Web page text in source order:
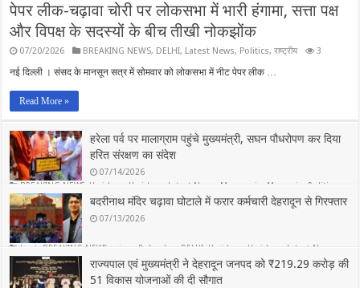
पेपर लीक-चढ़ावा चोरी पर लोकसभा में भारी हंगामा, सत्ता पक्ष
और विपक्ष के सदस्यों के बीच तीखी नोकझोंक
07/20/2026 BREAKING NEWS, DELHI, Latest News, Politics,राष्ट्रीय 3
नई दिल्ली । संसद के मानसून सत्र में सोमवार को लोकसभा में नीट पेपर लीक …
Read More »
हरेला पर्व पर मालाग्राम पहुंचे मुख्यमंत्री, सघन पौधरोपण कर दिया
हरित संरक्षण का संदेश
07/14/2026
BREAKING NEWS Haridwar Haridwar Latest News Mussoorie Mussorie Politics
Rishikesh,State,Uttarakhand
5
बदरीनाथ मंदिर चढ़ावा घोटाले में फरार कर्मचारी देहरादून से गिरफ्तार
07/13/2026
best BREAKING NEWS crime Dehradun DELHI Haridwar Haridwar Latest News
Life Style,Politics, State Tourism, Uttar Pradesh
राज्यपाल एवं मुख्यमंत्री ने देहरादून जनपद को ₹219.29 करोड़ की
51 विकास योजनाओं की दी सौगात